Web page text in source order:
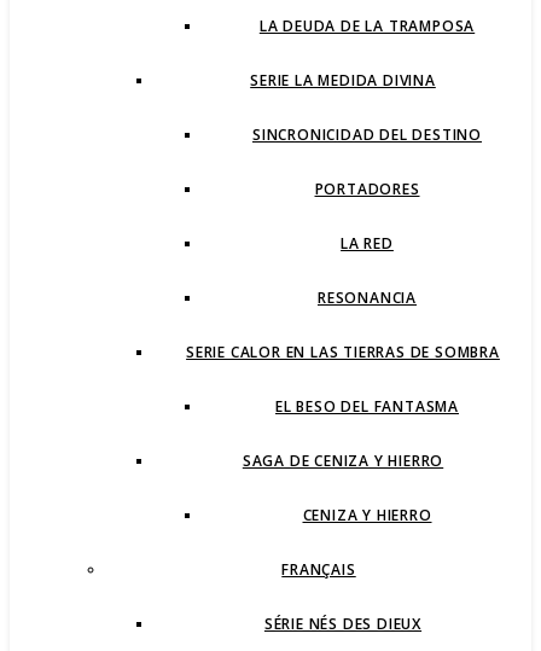
LA DEUDA DE LA TRAMPOSA
SERIE LA MEDIDA DIVINA
SINCRONICIDAD DEL DESTINO
PORTADORES
LA RED
RESONANCIA
SERIE CALOR EN LAS TIERRAS DE SOMBRA
EL BESO DEL FANTASMA
SAGA DE CENIZA Y HIERRO
CENIZA Y HIERRO
FRANÇAIS
SÉRIE NÉS DES DIEUX